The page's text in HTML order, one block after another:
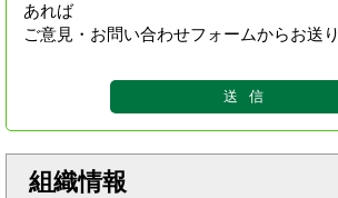
あれば
ご意見・お問い合わせフォームからお送り
組織情報